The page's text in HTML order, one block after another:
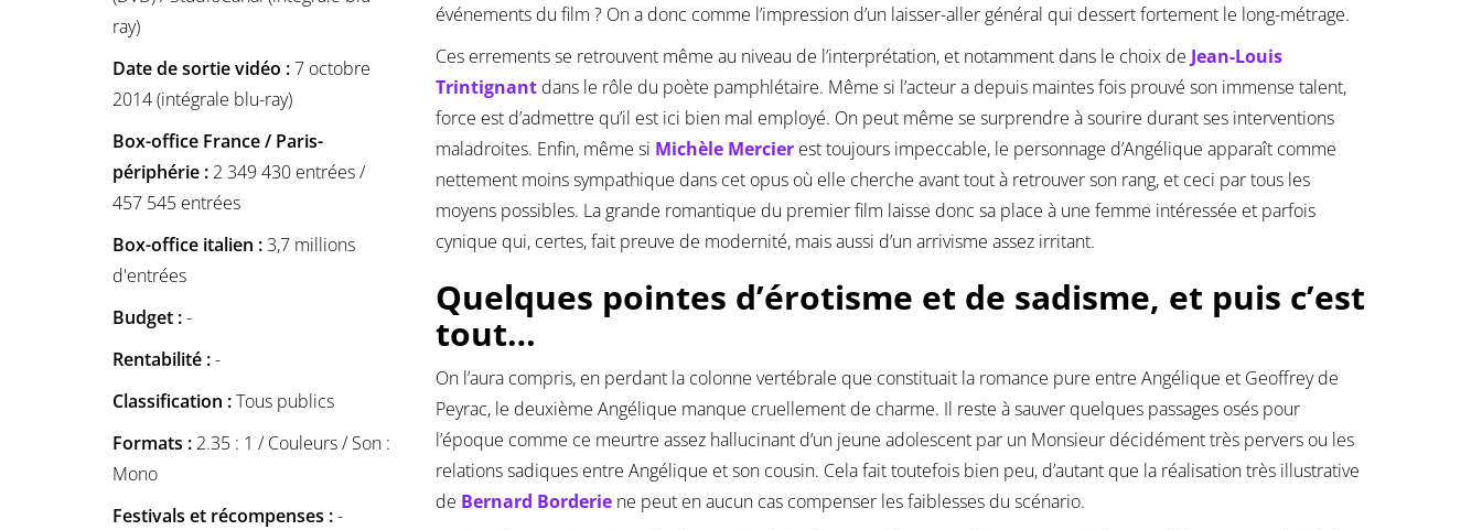
ray)
Date de sortie vidéo :7 octobre
2014 (intégrale blu-ray)
Box-office France / Paris-
périphérie : 2 349 430 entrées /
457 545 entrées
Box-office italien :3,7 millions
d'entrées
Budget :-
Rentabilité :-
Classification :Tous publics
Formats : 2.35 : 1 / Couleurs / Son :
Mono
Festivals et récompenses :-
événements du film ? On a donc comme l’impression d’un laisser-aller général qui dessert fortement le long-métrage.
Ces errements se retrouvent même au niveau de l’interprétation, et notamment dans le choix de Jean-Louis
Trintignant dans le rôle du poète pamphlétaire. Même si l’acteur a depuis maintes fois prouvé son immense talent,
force est d’admettre qu’il est ici bien mal employé. On peut même se surprendre à sourire durant ses interventions
maladroites. Enfin, même si Michèle Mercier est toujours impeccable, le personnage d’Angélique apparaît comme
nettement moins sympathique dans cet opus où elle cherche avant tout à retrouver son rang, et ceci par tous les
moyens possibles. La grande romantique du premier film laisse donc sa place à une femme intéressée et parfois
cynique qui, certes, fait preuve de modernité, mais aussi d’un arrivisme assez irritant.
Quelques pointes d’érotisme et de sadisme, et puis c’est
tout…
On l’aura compris, en perdant la colonne vertébrale que constituait la romance pure entre Angélique et Geoffrey de
Peyrac, le deuxième Angélique manque cruellement de charme. Il reste à sauver quelques passages osés pour
l’époque comme ce meurtre assez hallucinant d’un jeune adolescent par un Monsieur décidément très pervers ou les
relations sadiques entre Angélique et son cousin. Cela fait toutefois bien peu, d’autant que la réalisation très illustrative
de Bernard Borderie ne peut en aucun cas compenser les faiblesses du scénario.